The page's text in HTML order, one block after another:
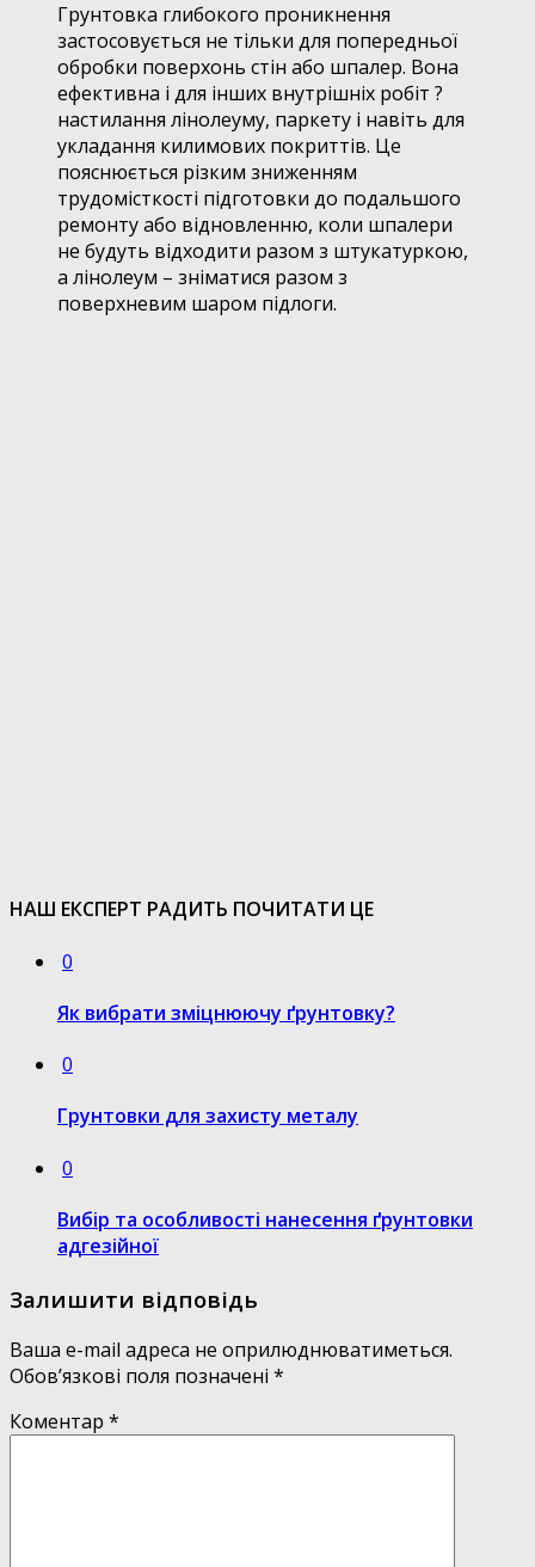
Грунтовка глибокого проникнення
застосовується не тільки для попередньої
обробки поверхонь стін або шпалер. Вона
ефективна і для інших внутрішніх робіт ?
настилання лінолеуму, паркету і навіть для
укладання килимових покриттів. Це
пояснюється різким зниженням
трудомісткості підготовки до подальшого
ремонту або відновленню, коли шпалери
не будуть відходити разом з штукатуркою,
а лінолеум – зніматися разом з
поверхневим шаром підлоги.
НАШ ЕКСПЕРТ РАДИТЬ ПОЧИТАТИ ЦЕ
0
Як вибрати зміцнюючу ґрунтовку?
0
Грунтовки для захисту металу
0
Вибір та особливості нанесення ґрунтовки
адгезійної
Залишити відповідь
Ваша e-mail адреса не оприлюднюватиметься.
Обов’язкові поля позначені *
Коментар *